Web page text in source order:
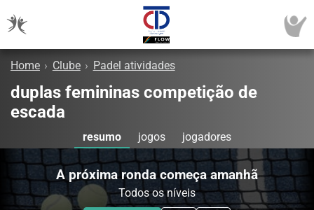
Home › Clube › Padel atividades
duplas femininas competição de
escada
resumo jogos jogadores
A próxima ronda começa amanhã
Todos os níveis